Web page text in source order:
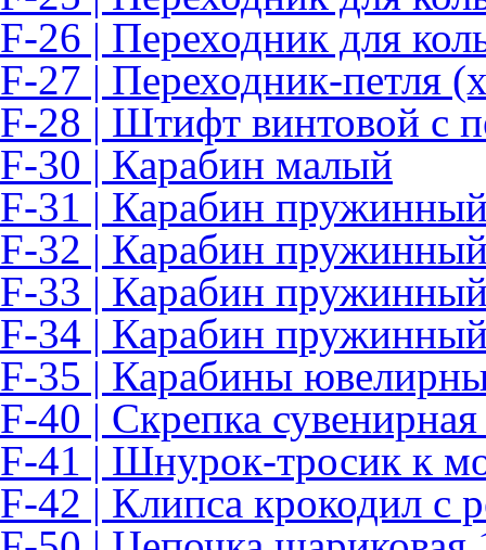
F-26 | Переходник для
F-27 | Переходник-петля
F-28 | Штифт винтовой с
F-30 | Карабин малый
F-31 | Карабин
F-32 | Карабин
F-33 | Карабин
F-34 | Карабин
F-35 | Карабины
F-40 | Скрепка
F-41 | Шнурок-тросик к
F-42 | Клипса крокодил с